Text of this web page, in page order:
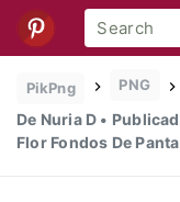
PikPng PNG
De Nuria D •
Flor Fondos De